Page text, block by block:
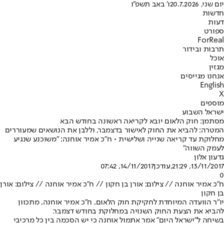
יום שני, 20.7.2026
ו' באב תשפ"ו
חדשות
דעות
ספורט
ForReal
תרבות ובידור
אוכל
מגזין
אנחנו מגייסים
English
X
מוספים
ישראל השבוע
מסתמן: חוק הלאום יובא לקריאה ראשונה בחודש הבא
המטרה: להביא את החוק לאישור בדצמבר, וללבן את הנושאים שמעוררים
מחלוקת עד קריאה שנייה ושלישית • ח"כ אמיר אוחנה: "משוכנע שנגיע
לעמק השווה"
גדעון אלון
13/11/2017, 21:29
,עודכן14/11/2017, 07:42
0
ח"כ אמיר אוחנה // צילום: אורן בן חקון // ח"כ אמיר אוחנה // צילום: אורן
בן חקון
יו"ר הוועדה המיוחדת לחקיקת חוק הלאום, ח"כ אמיר אוחנה, מתכוון
להביא את הצעת החוק השנויה במחלוקת בחודש דצמבר.
בשיחה ל"ישראל היום" אמר אתמול אוחנה כי יש הסכמה בין כל מרכיבי